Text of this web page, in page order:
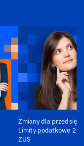
Zmiany dla
Limity podatkowe
ZUS